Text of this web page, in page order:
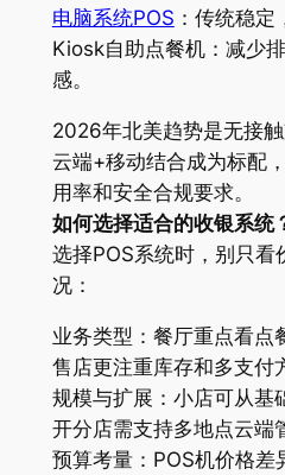
电脑系统POS ：传统稳定
Kiosk自助点餐机：减少
感。
2026年北美趋势是无接
云端+移动结合成为标配
用率和安全合规要求。
如何选择适合的收银系统
选择POS系统时，别只看
况：
业务类型：餐厅重点看点
售店更注重库存和多支付
规模与扩展：小店可从基
开分店需支持多地点云端
预算考量：POS机价格差